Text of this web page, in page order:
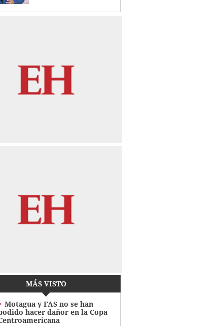
MÁS VISTO
Motagua y FAS no se han
hacer dañor en la Copa